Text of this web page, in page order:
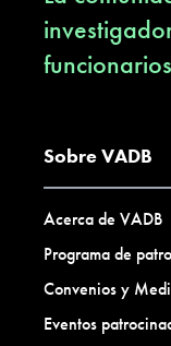
Sobre VADB
Acerca de VADB
Programa de
Convenios y
Eventos